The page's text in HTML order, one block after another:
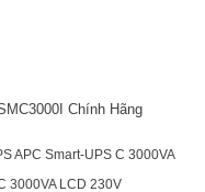
Chính Hãng
APC Smart-UPS C 3000VA
3000VA LCD 230V